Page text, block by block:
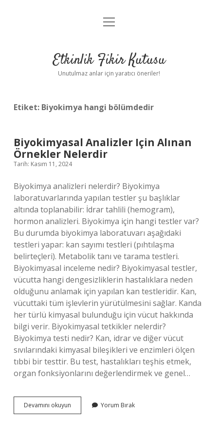
Anasayfa
Yasal Uyarı
menüyü
Etkinlik Fikir Kutusu
Unutulmaz anlar için yaratıcı öneriler!
Etiket: Biyokimya hangi bölümdedir
Biyokimyasal Analizler Için Alınan
Örnekler Nelerdir
Tarih: Kasım 11, 2024
Biyokimya analizleri nelerdir? Biyokimya
laboratuvarlarında yapılan testler şu başlıklar
altında toplanabilir: İdrar tahlili (hemogram),
hormon analizleri. Biyokimya için hangi testler var?
Bu durumda biyokimya laboratuvarı aşağıdaki
testleri yapar: kan sayımı testleri (pıhtılaşma
belirteçleri). Metabolik tanı ve tarama testleri.
Biyokimyasal inceleme nedir? Biyokimyasal testler,
vücutta hangi dengesizliklerin hastalıklara neden
olduğunu anlamak için yapılan kan testleridir. Kan,
vücuttaki tüm işlevlerin yürütülmesini sağlar. Kanda
her türlü kimyasal bulunduğu için vücut hakkında
bilgi verir. Biyokimyasal tetkikler nelerdir?
Biyokimya testi nedir? Kan, idrar ve diğer vücut
sıvılarındaki kimyasal bileşikleri ve enzimleri ölçen
tıbbi bir testtir. Bu test, hastalıkları teşhis etmek,
organ fonksiyonlarını değerlendirmek ve genel…
Devamını okuyun Biyokimyasal
Analizler
Yorum Bırak